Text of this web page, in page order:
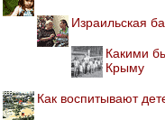
Израильская
Какими
Крыму
Как воспитывают